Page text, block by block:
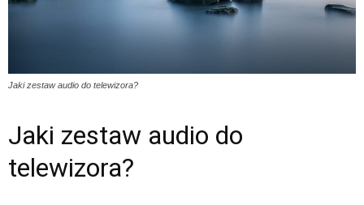
Jaki zestaw audio do telewizora?
Jaki zestaw audio do
telewizora?